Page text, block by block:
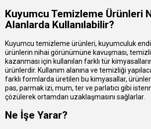
Kuyumcu Temizleme Ürünleri
Alanlarda Kullanılabilir?
Kuyumcu temizleme ürünleri, kuyumculuk
ürünlerin nihai görünümüne kavuşması,
kazanması için kullanılan farklı tür
ürünlerdir. Kullanım alanına ve temizliği
farklı formlarda üretilen bu kimyasallar,
pas, parmak izi, mum, ter ve parlatıcı gibi
çözülerek ortamdan uzaklaşmasını sağlarlar.
Ne İşe Yarar?